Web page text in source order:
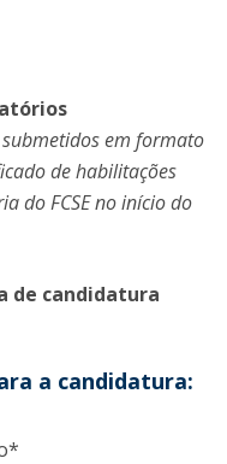
em formato
de habilitações
do FCSE no início do
de candidatura
a candidatura: